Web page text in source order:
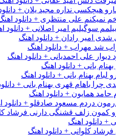
مارو هیچکسی نداره مجید یلان +
نمیکنم علی منتظری + دانلود
سوگیلیم امیر اصلانی + دانلود
امیر رادان + دانلود اهنگ
شد مهراب + دانلود اهنگ
علی احمدیانی + دانلود اهنگ
بانی + دانلود اهنگ
بهنام بانی + دانلود اهنگ
باهام قهری بهنام بانی +
همایون + دانلود اهنگ
دردم مسعود صادقلو + دانلود
کمون زلف قشنگی دارنی فرشاد
+ دانلود اهنگ
کلوانی + دانلود اهنگ